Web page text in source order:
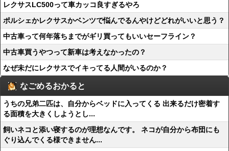
レクサスLC500って車カッコ良すぎるやろ
ポルシェかレクサスかベンツで悩んでるんやけどどれがいいと思う？
中古車って何年落ちまでがギリ買ってもいいセーフライン？
中古車買うやつって新車は考えなかったの？
なぜ未だにレクサスでイキってる人間がいるのか？
なごめるおかると
うちの兄弟二匹は、自分からベッドに入ってくる 出来るだけ密着す
る面積を大きくしようとし...
飼いネコと添い寝するのが理想なんです。 ネコが自分から布団にも
ぐり込んでくる様できません...